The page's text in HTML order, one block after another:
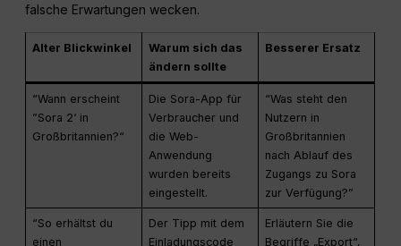
falsche Erwartungen wecken.
Alter Blickwinkel
Warum sich das
ändern sollte
Besserer Ersatz
“Wann erscheint
”Sora 2‘ in
Großbritannien?“
Die Sora-App für
Verbraucher und
die Web-
Anwendung
wurden bereits
eingestellt.
“Was steht den
Nutzern in
Großbritannien
nach Ablauf des
Zugangs zu Sora
zur Verfügung?”
“So erhältst du
einen
Der Tipp mit dem
Einladungscode
Erläutern Sie die
Begriffe „Export“,